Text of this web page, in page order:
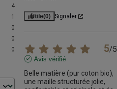
4
1
0
0
0
Utile(0) Signaler
5/5
Avis vérifié
Belle matière (pur coton bio),
une maille structurée jolie,